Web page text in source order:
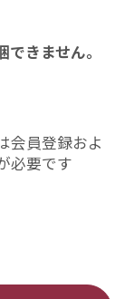
きません。
会員登録およ
必要です